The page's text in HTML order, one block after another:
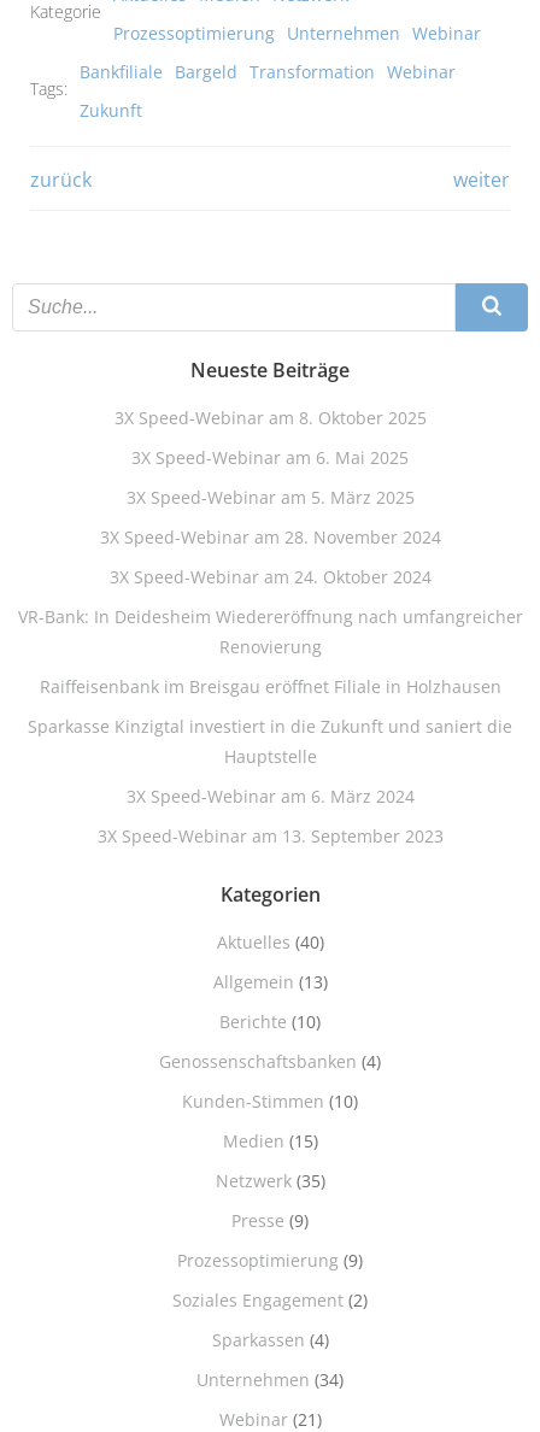
Kategorie
Prozessoptimierung Unternehmen Webinar
Tags:
Bankfiliale Bargeld Transformation Webinar
Zukunft
Beitragsnavigation
zurück weiter
Neueste Beiträge
3X Speed-Webinar am 8. Oktober 2025
3X Speed-Webinar am 6. Mai 2025
3X Speed-Webinar am 5. März 2025
3X Speed-Webinar am 28. November 2024
3X Speed-Webinar am 24. Oktober 2024
VR-Bank: In Deidesheim Wiedereröffnung nach umfangreicher
Renovierung
Raiffeisenbank im Breisgau eröffnet Filiale in Holzhausen
Sparkasse Kinzigtal investiert in die Zukunft und saniert die
Hauptstelle
3X Speed-Webinar am 6. März 2024
3X Speed-Webinar am 13. September 2023
Kategorien
Aktuelles (40)
Allgemein (13)
Berichte (10)
Genossenschaftsbanken (4)
Kunden-Stimmen (10)
Medien (15)
Netzwerk(35)
Presse (9)
Prozessoptimierung (9)
Soziales Engagement (2)
Sparkassen (4)
Unternehmen (34)
Webinar(21)